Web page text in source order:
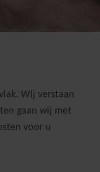
Wij verstaan
gaan wij met
voor u